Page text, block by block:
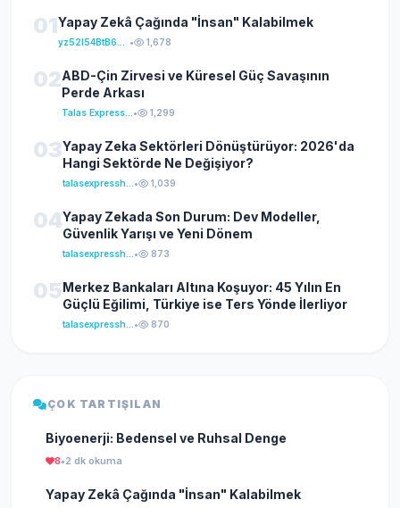
01Yapay Zekâ Çağında "İnsan" Kalabilmek
• 1,678
02ABD-Çin Zirvesi ve Küresel Güç Savaşının
Perde Arkası
• 1,299
03Yapay Zeka Sektörleri Dönüştürüyor: 2026'da
Hangi Sektörde Ne Değişiyor?
• 1,039
04Yapay Zekada Son Durum: Dev Modeller,
Güvenlik Yarışı ve Yeni Dönem
• 873
05Merkez Bankaları Altına Koşuyor: 45 Yılın En
Güçlü Eğilimi, Türkiye ise Ters Yönde İlerliyor
• 870
ÇOK TARTIŞILAN
Biyoenerji: Bedensel ve Ruhsal Denge
8•2 dk okuma
Yapay Zekâ Çağında "İnsan" Kalabilmek